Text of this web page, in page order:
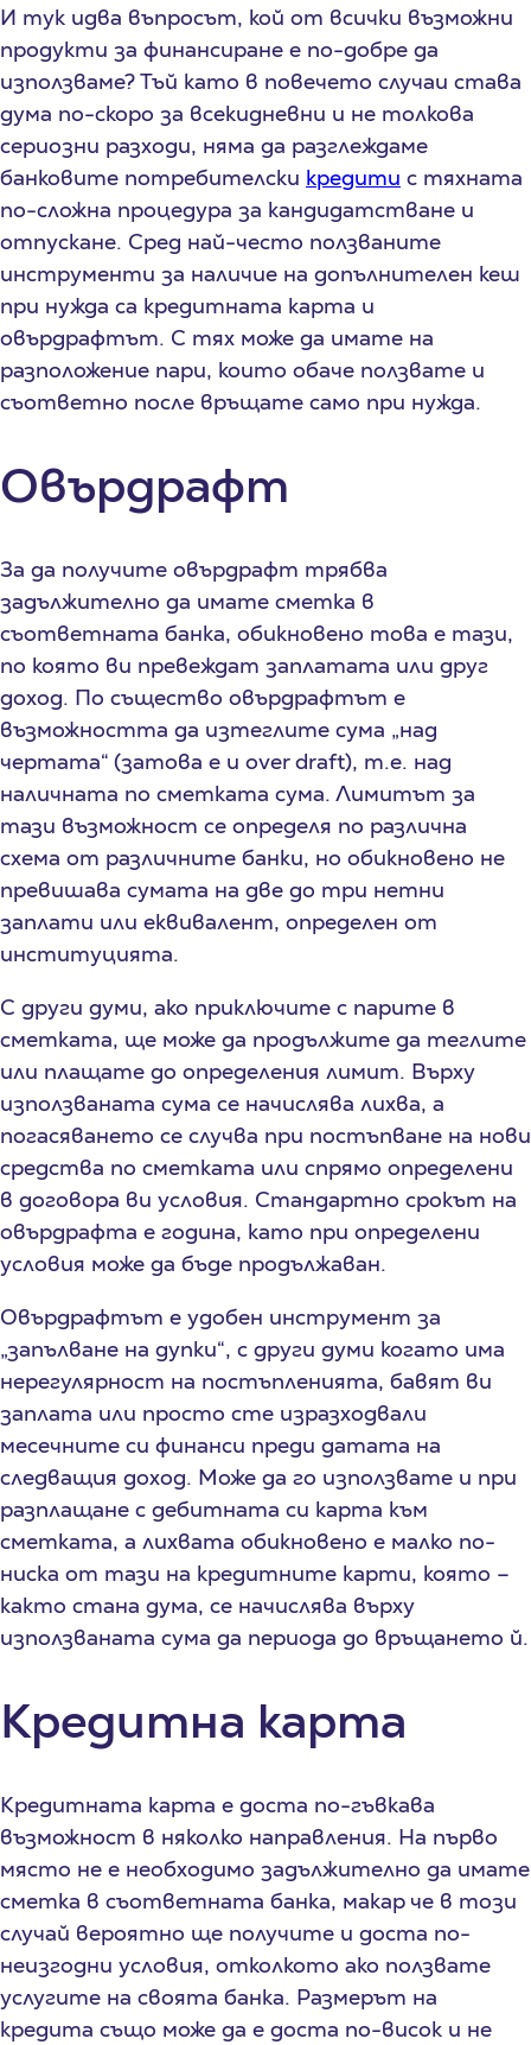
И тук идва въпросът, кой от всички възможни
продукти за финансиране е по-добре да
използваме? Тъй като в повечето случаи става
дума по-скоро за всекидневни и не толкова
сериозни разходи, няма да разглеждаме
банковите потребителски кредити с тяхната
по-сложна процедура за кандидатстване и
отпускане. Сред най-често ползваните
инструменти за наличие на допълнителен кеш
при нужда са кредитната карта и
овърдрафтът. С тях може да имате на
разположение пари, които обаче ползвате и
съответно после връщате само при нужда.
Овърдрафт
За да получите овърдрафт трябва
задължително да имате сметка в
съответната банка, обикновено това е тази,
по която ви превеждат заплатата или друг
доход. По същество овърдрафтът е
възможността да изтеглите сума „над
чертата“ (затова е и over draft), т.е. над
наличната по сметката сума. Лимитът за
тази възможност се определя по различна
схема от различните банки, но обикновено не
превишава сумата на две до три нетни
заплати или еквивалент, определен от
институцията.
С други думи, ако приключите с парите в
сметката, ще може да продължите да теглите
или плащате до определения лимит. Върху
използваната сума се начислява лихва, а
погасяването се случва при постъпване на нови
средства по сметката или спрямо определени
в договора ви условия. Стандартно срокът на
овърдрафта е година, като при определени
условия може да бъде продължаван.
Овърдрафтът е удобен инструмент за
„запълване на дупки“, с други думи когато има
нерегулярност на постъпленията, бавят ви
заплата или просто сте изразходвали
месечните си финанси преди датата на
следващия доход. Може да го използвате и при
разплащане с дебитната си карта към
сметката, а лихвата обикновено е малко по-
ниска от тази на кредитните карти, която –
както стана дума, се начислява върху
използваната сума да периода до връщането й.
Кредитна карта
Кредитната карта е доста по-гъвкава
възможност в няколко направления. На първо
място не е необходимо задължително да имате
сметка в съответната банка, макар че в този
случай вероятно ще получите и доста по-
неизгодни условия, отколкото ако ползвате
услугите на своята банка. Размерът на
кредита също може да е доста по-висок и не